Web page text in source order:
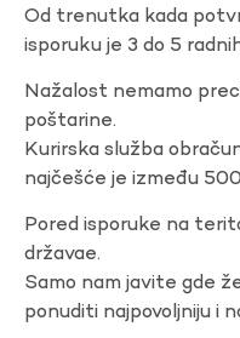
Od trenutka kada
isporuku je 3 do 5
Nažalost nemamo
poštarine.
Kurirska služba
najčešće je između
Pored isporuke na
državae.
Samo nam javite gde
ponuditi najpovoljniju i